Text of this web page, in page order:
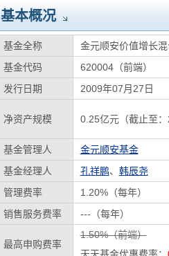
基本概况
基金全称
金元顺安价值增长
基金代码
620004（前端）
发行日期
2009年07月27日
净资产规模 0.25亿元（截止至
基金管理人
金元顺安基金
基金经理人
孔祥鹏、 韩辰尧
管理费率
1.20%（每年）
销售服务费率
---（每年）
最高申购费率
1.50%（前端）